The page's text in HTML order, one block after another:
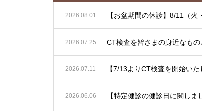
2026.08.01 【お盆期間の休診】8/11（
2026.07.25 CT検査を皆さまの身近なも
2026.07.11
2026.06.06 【特定健診の健診日に関し